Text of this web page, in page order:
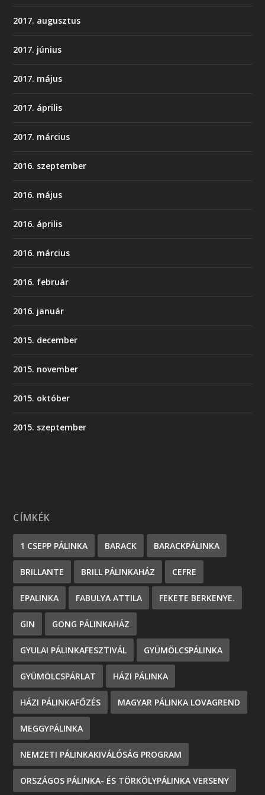
2017. augusztus
2017. június
2017. május
2017. április
2017. március
2016. szeptember
2016. május
2016. április
2016. március
2016. február
2016. január
2015. december
2015. november
2015. október
2015. szeptember
CÍMKÉK
1 CSEPP PÁLINKA BARACK BARACKPÁLINKA
BRILLANTE BRILL PÁLINKAHÁZ CEFRE
EPALINKA FABULYA ATTILA FEKETE BERKENYE.
GIN GONG PÁLINKAHÁZ
GYULAI PÁLINKAFESZTIVÁL GYÜMÖLCSPÁLINKA
GYÜMÖLCSPÁRLAT HÁZI PÁLINKA
HÁZI PÁLINKAFŐZÉS MAGYAR PÁLINKA LOVAGREND
MEGGYPÁLINKA
NEMZETI PÁLINKAKIVÁLÓSÁG PROGRAM
ORSZÁGOS PÁLINKA- ÉS TÖRKÖLYPÁLINKA VERSENY